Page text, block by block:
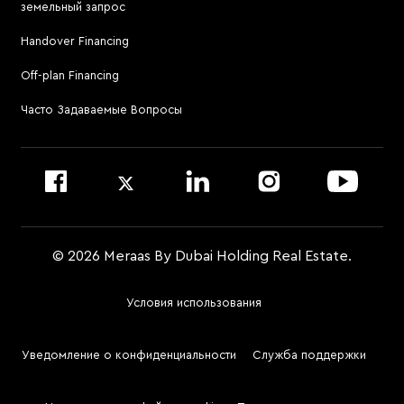
Посетить Meraas Sales Centre в Palm Jumeirah
Для связи с управляющей компанией
Позвонить по номеру 800 MERAAS (800-637227)
Посетить офис управляющей компании
Atélis at d3
земельный запрос
Handover Financing
Off-plan Financing
Часто Задаваемые Вопросы
© 2026 Meraas By Dubai Holding Real Estate.
Two
Условия использования
Уведомление о конфиденциальности Служба поддержки